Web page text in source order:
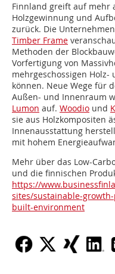
Finnland greift auf mehr
Holzgewinnung und
zurück. Die Unternehmen
Timber Frame
Methoden der
Vorfertigung von
mehrgeschossigen
können. Neue Wege für
Außen- und Innenraum
Lumon auf. Woodio und
sie aus Holzkompositen
Innenausstattung
mit hohem
Mehr über das Low-
und die finnischen
https://
sites/sustainable-
built-environment